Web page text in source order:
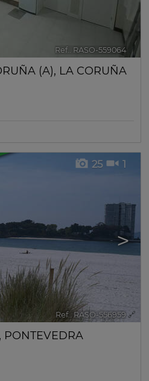
Ref.. RASO-559064 🔗
(A), LA CORUÑA
>
25 1
Ref.. RASO-556959 🔗
, PONTEVEDRA